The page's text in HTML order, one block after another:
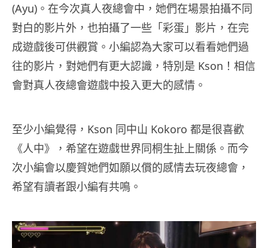
(Ayu)。在今次真人夜總會中，她們在場景拍攝不同
對白的影片外，也拍攝了一些「彩蛋」影片，在完
成遊戲後可供觀賞。小編認為大家可以看看她們過
往的影片，對她們有更大認識，特別是 Kson！相信
會對真人夜總會遊戲中投入更大的感情。
至少小編覺得， Kson 同中山 Kokoro 都是很喜歡
《人中》，希望在遊戲世界同桐生扯上關係。而今
次小編會以慶賀她們如願以償的感情去玩夜總會，
希望有讀者跟小編有共鳴。